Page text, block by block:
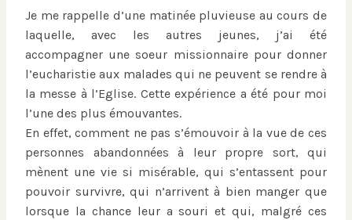
Je me rappelle d’une matinée pluvieuse au cours de
laquelle, avec les autres jeunes, j’ai été
accompagner une soeur missionnaire pour donner
l’eucharistie aux malades qui ne peuvent se rendre à
la messe à l’Eglise. Cette expérience a été pour moi
l’une des plus émouvantes.
En effet, comment ne pas s’émouvoir à la vue de ces
personnes abandonnées à leur propre sort, qui
mènent une vie si misérable, qui s’entassent pour
pouvoir survivre, qui n’arrivent à bien manger que
lorsque la chance leur a souri et qui, malgré ces